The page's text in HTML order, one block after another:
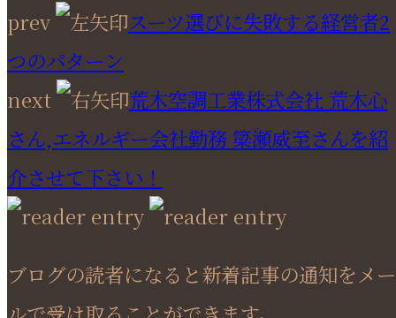
prev
スーツ選びに失敗する経営者2
つのパターン
next
荒木空調工業株式会社 荒木心
さん,エネルギー会社勤務 簗瀬威至さんを紹
介させて下さい！
ブログの読者になると新着記事の通知をメー